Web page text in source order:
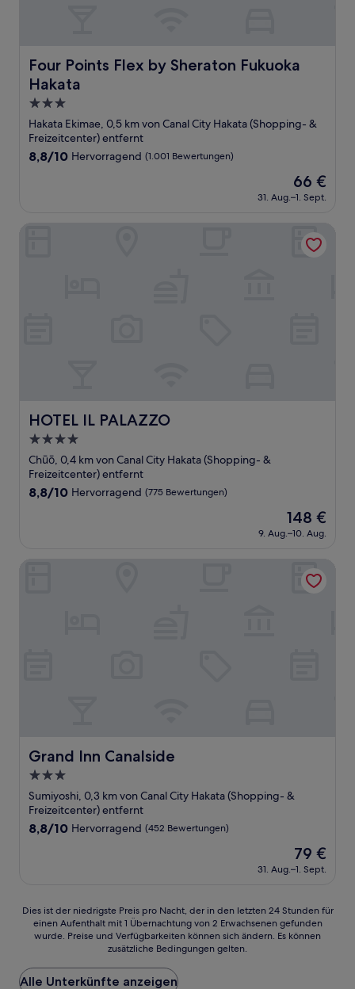
Four Points Flex by Sheraton Fukuoka
Hakata
Four Points Flex by Sheraton Fukuoka Hakata
3.0-
Sterne-
Unterkunft
Hakata Ekimae, 0,5 km von Canal City Hakata (Shopping- &
Freizeitcenter) entfernt
8.8
Bewertungen)
8,8/10 Hervorragend (1.001 Bewertungen)
Der
Preis
beträgt
66 €
31. Aug.–1. Sept.
HOTEL IL PALAZZO
HOTEL IL PALAZZO
4.0-
Sterne-
Unterkunft
Chūō, 0,4 km von Canal City Hakata (Shopping- &
Freizeitcenter) entfernt
8.8
Bewertungen)
8,8/10 Hervorragend (775 Bewertungen)
Der
Preis
beträgt
148 €
9. Aug.–10. Aug.
Grand Inn Canalside
Grand Inn Canalside
3.0-
Sterne-
Unterkunft
Sumiyoshi, 0,3 km von Canal City Hakata (Shopping- &
Freizeitcenter) entfernt
8.8
8,8/10 Hervorragend (452 Bewertungen)
Der
Preis
beträgt
79 €
31. Aug.–1. Sept.
Dies
der
Preis
pro
Dies ist der niedrigste Preis pro Nacht, der in den letzten 24 Stunden für
einen Aufenthalt mit 1 Übernachtung von 2 Erwachsenen gefunden
wurde. Preise und Verfügbarkeiten können sich ändern. Es können
zusätzliche Bedingungen gelten.
Alle Unterkünfte anzeigen